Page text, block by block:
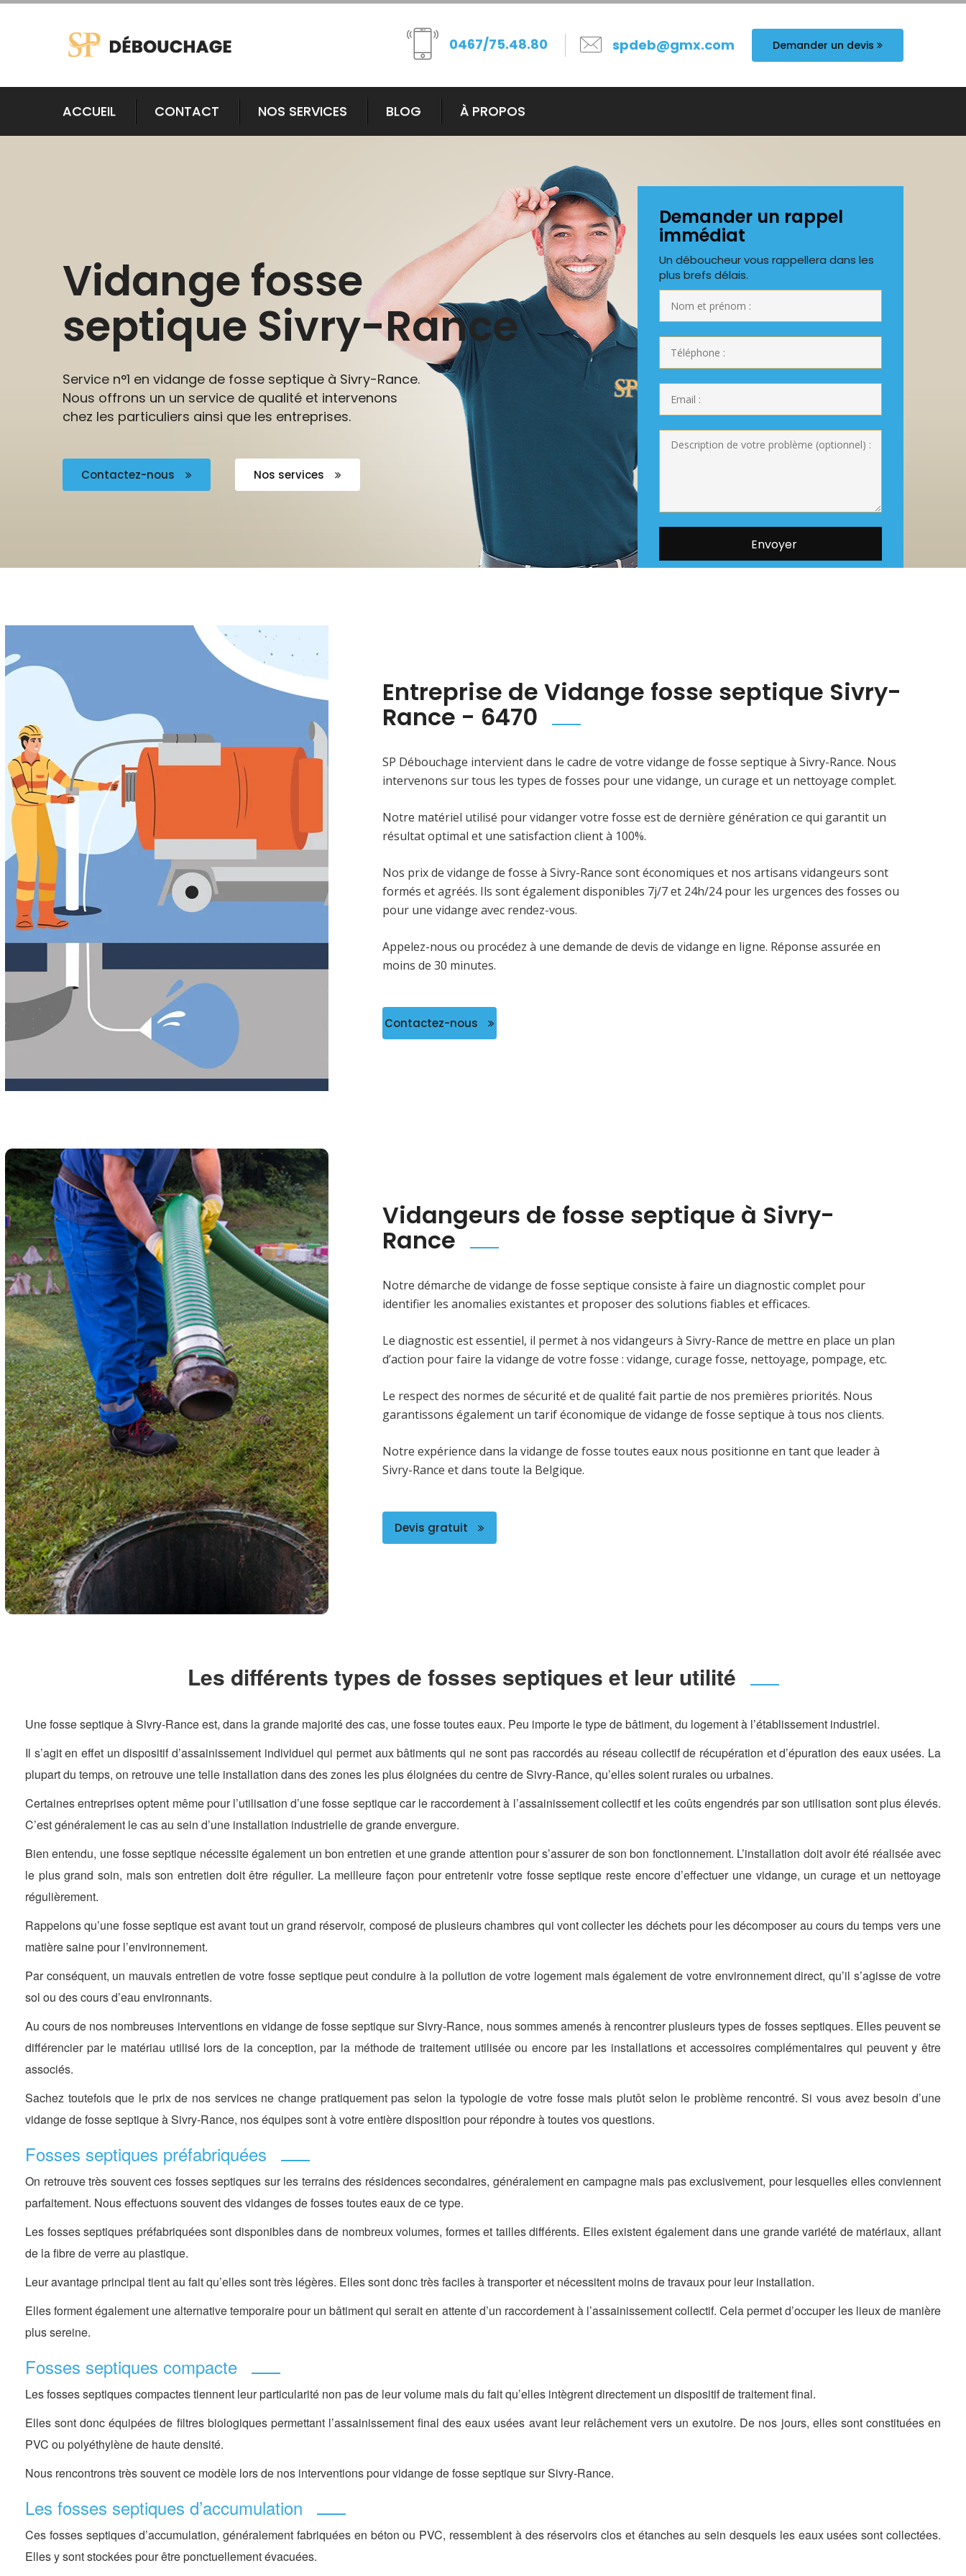
0467/75.48.80 spdeb@gmx.com Demander un devis
ACCUEIL CONTACT NOS SERVICES BLOG À PROPOS
Vidange fosse
septique Sivry-Rance
Service n°1 en vidange de fosse septique à Sivry-Rance.
Nous offrons un un service de qualité et intervenons
chez les particuliers ainsi que les entreprises.
Contactez-nous Nos services
Demander un rappel
immédiat
Un déboucheur vous rappellera dans les
plus brefs délais.
Entreprise de Vidange fosse septique Sivry-
Rance - 6470
SP Débouchage intervient dans le cadre de votre vidange de fosse septique à Sivry-Rance. Nous
intervenons sur tous les types de fosses pour une vidange, un curage et un nettoyage complet.
Notre matériel utilisé pour vidanger votre fosse est de dernière génération ce qui garantit un
résultat optimal et une satisfaction client à 100%.
Nos prix de vidange de fosse à Sivry-Rance sont économiques et nos artisans vidangeurs sont
formés et agréés. Ils sont également disponibles 7j/7 et 24h/24 pour les urgences des fosses ou
pour une vidange avec rendez-vous.
Appelez-nous ou procédez à une demande de devis de vidange en ligne. Réponse assurée en
moins de 30 minutes.
Contactez-nous
Vidangeurs de fosse septique à Sivry-
Rance
Notre démarche de vidange de fosse septique consiste à faire un diagnostic complet pour
identifier les anomalies existantes et proposer des solutions fiables et efficaces.
Le diagnostic est essentiel, il permet à nos vidangeurs à Sivry-Rance de mettre en place un plan
d’action pour faire la vidange de votre fosse : vidange, curage fosse, nettoyage, pompage, etc.
Le respect des normes de sécurité et de qualité fait partie de nos premières priorités. Nous
garantissons également un tarif économique de vidange de fosse septique à tous nos clients.
Notre expérience dans la vidange de fosse toutes eaux nous positionne en tant que leader à
Sivry-Rance et dans toute la Belgique.
Devis gratuit
Les différents types de fosses septiques et leur utilité
Une fosse septique à Sivry-Rance est, dans la grande majorité des cas, une fosse toutes eaux. Peu importe le type de bâtiment, du logement à l’établissement industriel.
Il s’agit en effet un dispositif d’assainissement individuel qui permet aux bâtiments qui ne sont pas raccordés au réseau collectif de récupération et d’épuration des eaux usées. La
plupart du temps, on retrouve une telle installation dans des zones les plus éloignées du centre de Sivry-Rance, qu’elles soient rurales ou urbaines.
Certaines entreprises optent même pour l’utilisation d’une fosse septique car le raccordement à l’assainissement collectif et les coûts engendrés par son utilisation sont plus élevés.
C’est généralement le cas au sein d’une installation industrielle de grande envergure.
Bien entendu, une fosse septique nécessite également un bon entretien et une grande attention pour s’assurer de son bon fonctionnement. L’installation doit avoir été réalisée avec
le plus grand soin, mais son entretien doit être régulier. La meilleure façon pour entretenir votre fosse septique reste encore d’effectuer une vidange, un curage et un nettoyage
régulièrement.
Rappelons qu’une fosse septique est avant tout un grand réservoir, composé de plusieurs chambres qui vont collecter les déchets pour les décomposer au cours du temps vers une
matière saine pour l’environnement.
Par conséquent, un mauvais entretien de votre fosse septique peut conduire à la pollution de votre logement mais également de votre environnement direct, qu’il s’agisse de votre
sol ou des cours d’eau environnants.
Au cours de nos nombreuses interventions en vidange de fosse septique sur Sivry-Rance, nous sommes amenés à rencontrer plusieurs types de fosses septiques. Elles peuvent se
différencier par le matériau utilisé lors de la conception, par la méthode de traitement utilisée ou encore par les installations et accessoires complémentaires qui peuvent y être
associés.
Sachez toutefois que le prix de nos services ne change pratiquement pas selon la typologie de votre fosse mais plutôt selon le problème rencontré. Si vous avez besoin d’une
vidange de fosse septique à Sivry-Rance, nos équipes sont à votre entière disposition pour répondre à toutes vos questions.
Fosses septiques préfabriquées
On retrouve très souvent ces fosses septiques sur les terrains des résidences secondaires, généralement en campagne mais pas exclusivement, pour lesquelles elles conviennent
parfaitement. Nous effectuons souvent des vidanges de fosses toutes eaux de ce type.
Les fosses septiques préfabriquées sont disponibles dans de nombreux volumes, formes et tailles différents. Elles existent également dans une grande variété de matériaux, allant
de la fibre de verre au plastique.
Leur avantage principal tient au fait qu’elles sont très légères. Elles sont donc très faciles à transporter et nécessitent moins de travaux pour leur installation.
Elles forment également une alternative temporaire pour un bâtiment qui serait en attente d’un raccordement à l’assainissement collectif. Cela permet d’occuper les lieux de manière
plus sereine.
Fosses septiques compacte
Les fosses septiques compactes tiennent leur particularité non pas de leur volume mais du fait qu’elles intègrent directement un dispositif de traitement final.
Elles sont donc équipées de filtres biologiques permettant l’assainissement final des eaux usées avant leur relâchement vers un exutoire. De nos jours, elles sont constituées en
PVC ou polyéthylène de haute densité.
Nous rencontrons très souvent ce modèle lors de nos interventions pour vidange de fosse septique sur Sivry-Rance.
Les fosses septiques d’accumulation
Ces fosses septiques d’accumulation, généralement fabriquées en béton ou PVC, ressemblent à des réservoirs clos et étanches au sein desquels les eaux usées sont collectées.
Elles y sont stockées pour être ponctuellement évacuées.